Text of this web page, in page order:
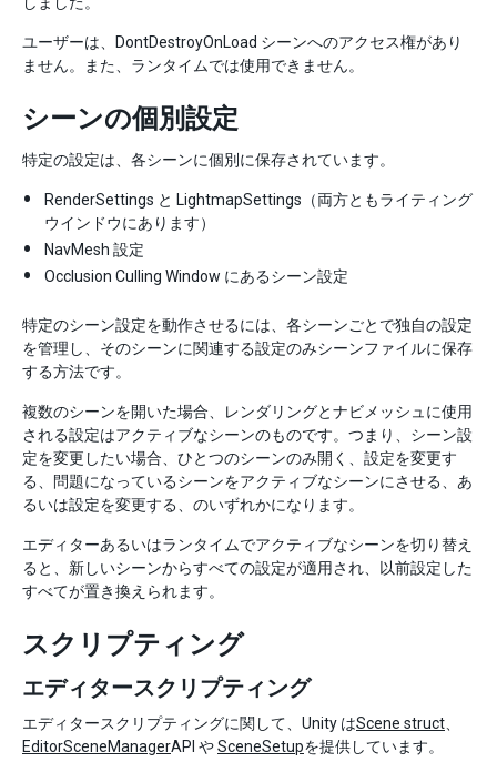
ユーザーは、DontDestroyOnLoad シーンへのアクセス権があり
ません。また、ランタイムでは使用できません。
シーンの個別設定
特定の設定は、各シーンに個別に保存されています。
RenderSettings と LightmapSettings（両方ともライティング
ウインドウにあります）
NavMesh 設定
Occlusion Culling Window にあるシーン設定
特定のシーン設定を動作させるには、各シーンごとで独自の設定
を管理し、そのシーンに関連する設定のみシーンファイルに保存
する方法です。
複数のシーンを開いた場合、レンダリングとナビメッシュに使用
される設定はアクティブなシーンのものです。つまり、シーン設
定を変更したい場合、ひとつのシーンのみ開く、設定を変更す
る、問題になっているシーンをアクティブなシーンにさせる、あ
るいは設定を変更する、のいずれかになります。
エディターあるいはランタイムでアクティブなシーンを切り替え
ると、新しいシーンからすべての設定が適用され、以前設定した
すべてが置き換えられます。
スクリプティング
エディタースクリプティング
エディタースクリプティングに関して、Unity はScene struct、
EditorSceneManagerAPI やSceneSetupを提供しています。